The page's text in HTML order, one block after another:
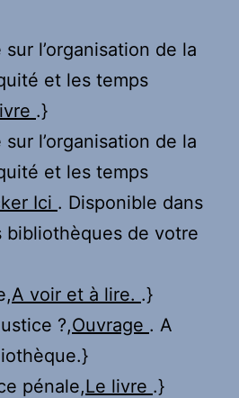
l’organisation de la
et les temps
.}
l’organisation de la
et les temps
Ici . Disponible dans
bibliothèques de votre
A voir et à lire. .}
?,Ouvrage . A
pénale,Le livre .}